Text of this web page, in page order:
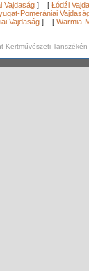
Vajdaság ] [ Łódźi
Pomerániai
Vajdaság ] [ Warmia-
Kertművészeti Tanszékén